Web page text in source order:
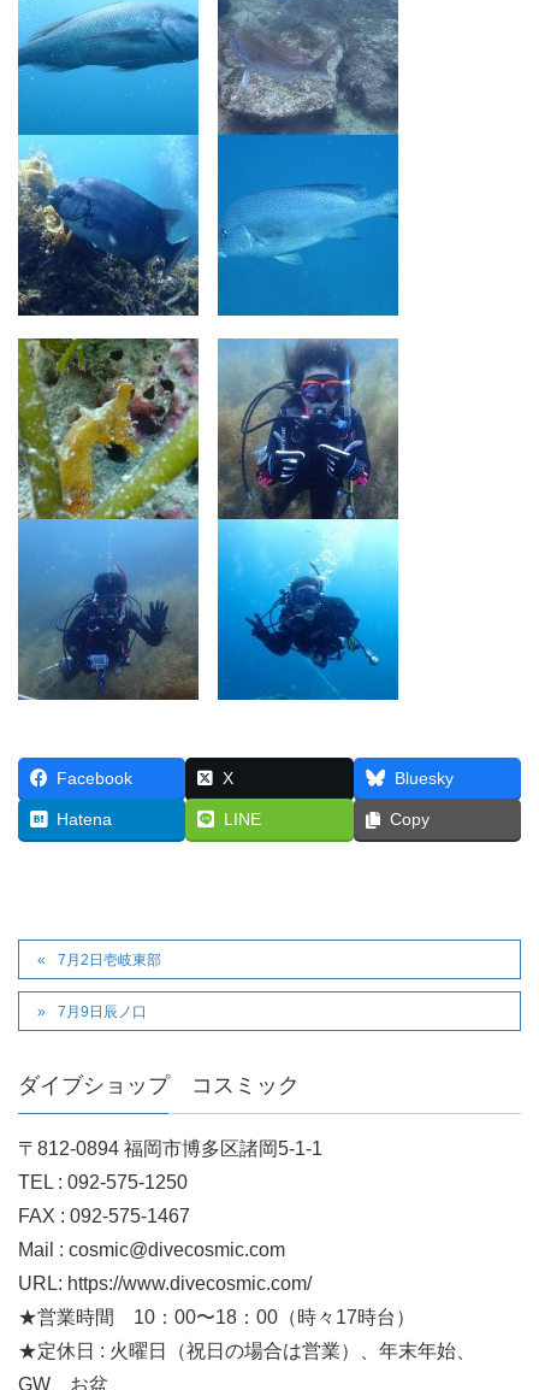
Facebook X Bluesky
Hatena LINE Copy
7月2日壱岐東部
7月9日辰ノ口
ダイブショップ コスミック
〒812-0894 福岡市博多区諸岡5-1-1
TEL : 092-575-1250
FAX : 092-575-1467
Mail : cosmic@divecosmic.com
URL: https://www.divecosmic.com/
★営業時間 10：00〜18：00（時々17時台）
★定休日 : 火曜日（祝日の場合は営業）、年末年始、
GW、お盆